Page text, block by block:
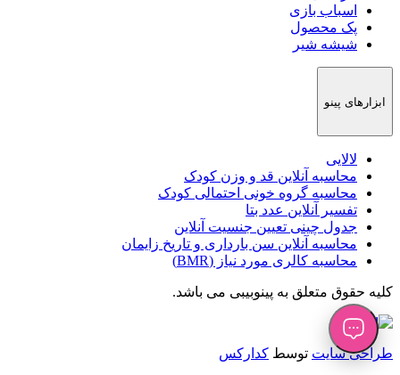
اسباب بازی
پک محصول
شیشه شیر
ابزارهای پینو
لالایی
محاسبه آنلاین قد و وزن کودک
محاسبه گروه خونی احتمالی کودک
تفسیر آنلاین عدد بتا
جدول چینی تعیین جنسیت آنلاین
محاسبه آنلاین سن بارداری و تاریخ زایمان
محاسبه کالری مورد نیاز (BMR)
کلیه حقوق متعلق به پینوبیبی می باشد.
طراحی سایت توسط کدارکس